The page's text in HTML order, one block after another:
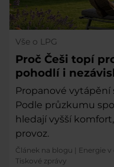
Vše o LPG
Proč Češi topí
pohodlí i
Propanové vytápění
Podle průzkumu
hledají vyšší
provoz.
Článek na blogu | Energie
Tiskové zprávy